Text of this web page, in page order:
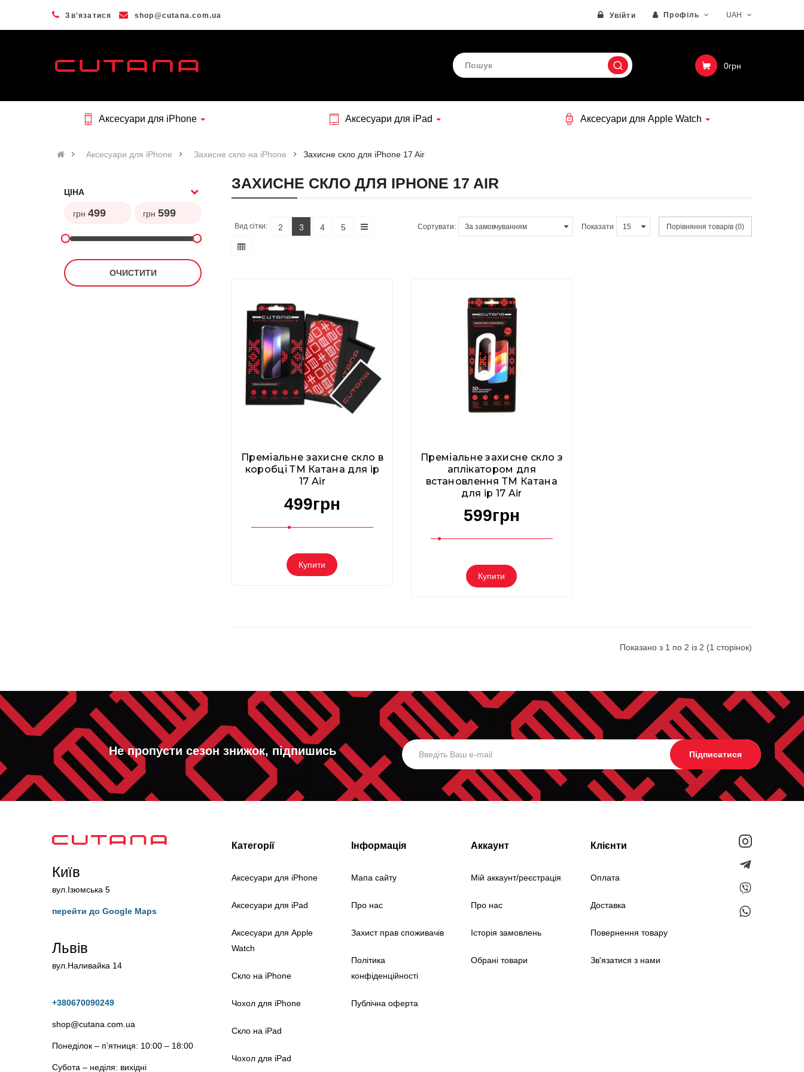
Зв'язатися shop@cutana.com.ua Увійти Профіль
0грн
Аксесуари для iPhone Аксесуари для iPad Аксесуари для Apple Watch
Аксесуари для iPhone Захисне скло на iPhone Захисне скло для iPhone 17 Air
ЦІНА
грн грн
ВІДЧИСТИТИ
ЗАХИСНЕ СКЛО ДЛЯ IPHONE 17 AIR
Вид сітки: 2 3 4 5 Сортувати: Показати Порівняння товарів (0)
Преміальне захисне скло в
коробці ТМ Катана для ip
17 Air
499грн
Купити
Преміальне захисне скло з
аплікатором для
встановлення ТМ Катана
для ip 17 Air
599грн
Купити
Показано з 1 по 2 із 2 (1 сторінок)
Не пропусти сезон знижок, підпишись Підписатися
Київ
вул.Ізюмська 5
перейти до Google Maps
Львів
вул.Наливайка 14
+380670090249
shop@cutana.com.ua
Понеділок – п’ятниця: 10:00 – 18:00
Субота – неділя: вихідні
Категорії
Аксесуари для iPhone
Аксесуари для iPad
Аксесуари для Apple
Watch
Скло на iPhone
Чохол для iPhone
Скло на iPad
Чохол для iPad
Інформація
Мапа сайту
Про нас
Захист прав споживачів
Політика
конфіденційності
Публічна оферта
Аккаунт
Мій аккаунт/реєстрація
Про нас
Історія замовлень
Обрані товари
Клієнти
Оплата
Доставка
Повернення товару
Зв'язатися з нами